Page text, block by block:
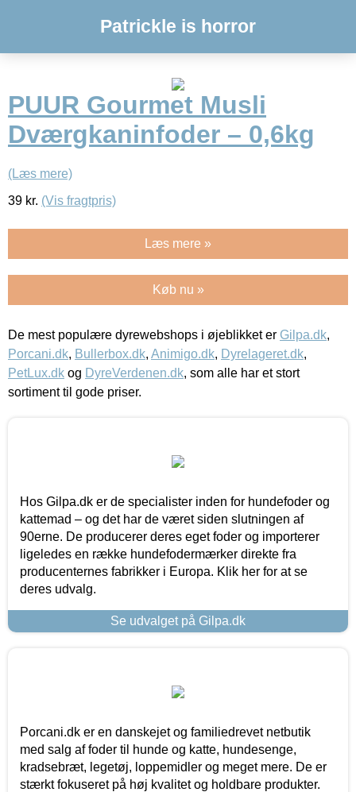
Patrickle is horror
PUUR Gourmet Musli
Dværgkaninfoder – 0,6kg
(Læs mere)
39 kr. (Vis fragtpris)
Læs mere »
Køb nu »
De mest populære dyrewebshops i øjeblikket er Gilpa.dk,
Porcani.dk, Bullerbox.dk, Animigo.dk, Dyrelageret.dk,
PetLux.dk og DyreVerdenen.dk, som alle har et stort
sortiment til gode priser.
Hos Gilpa.dk er de specialister inden for hundefoder og
kattemad – og det har de været siden slutningen af
90erne. De producerer deres eget foder og importerer
ligeledes en række hundefodermærker direkte fra
producenternes fabrikker i Europa. Klik her for at se
deres udvalg.
Se udvalget på Gilpa.dk
Porcani.dk er en danskejet og familiedrevet netbutik
med salg af foder til hunde og katte, hundesenge,
kradsebræt, legetøj, loppemidler og meget mere. De er
stærkt fokuseret på høj kvalitet og holdbare produkter.